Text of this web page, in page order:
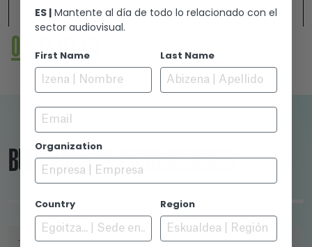
Nerea is with him.
Ver +
01 02 0304
BUSCADOR DE PRODUCCIONES
ES | Mantente al día de todo lo relacionado con el
sector audiovisual.
First Name Last Name
Email
Organization
Country Region